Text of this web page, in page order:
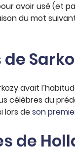
avoir usé (et
du mot
avait
célèbres du
lors deson
de